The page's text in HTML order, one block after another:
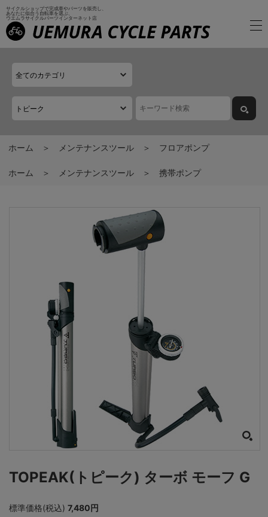
サイクルショップで完成車やパーツを販売し、
あなたに似合う自転車を選ぶ、
ウエムラサイクルパーツインターネット店
ホーム メンテナンスツール フロアポンプ
ホーム メンテナンスツール 携帯ポンプ
TOPEAK(トピーク) ターボ モーフ G
標準価格(税込) 7,480円